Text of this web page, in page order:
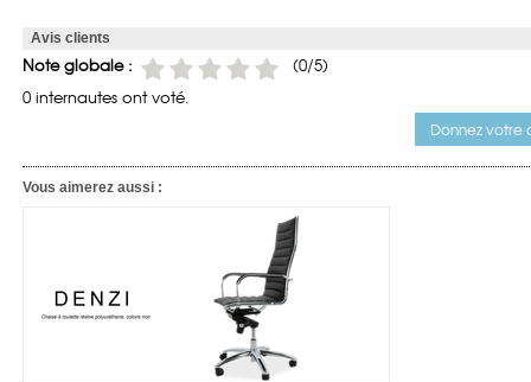
Avis clients
Note globale : (0/5)
0 internautes ont voté.
Donnez votre
Vous aimerez aussi :